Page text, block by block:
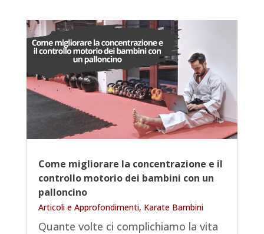
Come migliorare la concentrazione e il
controllo motorio dei bambini con un
palloncino
Articoli e Approfondimenti, Karate Bambini
Quante volte ci complichiamo la vita